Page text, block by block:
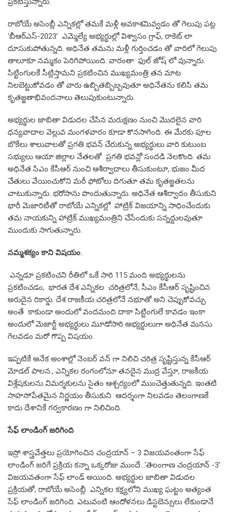
రాబోయే అసెంబ్లీ ఎన్నికల్లో తమకే మళ్లీ అవకాశమివ్వడం తో గెలుపు పట్ల
‘బీఆర్ఎస్-2023’ ఎమ్మెల్యే అభ్యర్థుల్లో విశ్వాసం గ్రాఫ్, రాకెట్ లా
దూసుకుపోతున్నది. అధినేత తమను మళ్లీ గుర్తించడం తో వారిలో గెలుపు
తాలూకూ నమ్మకం పెరిగిపోయింది. వారంతా ఫుల్ జోష్ లో వున్నారు.
సిట్టింగులకే సీట్లిస్తామని ప్రకటించిన ముఖ్యమంత్రి తన మాట
నిలబెట్టుకోవడం తో వారు ఉబ్బితబ్బిబ్బవుతూ అధినేతను కలిసి తమ
కృతజ్జతాభివందనాలు తెలుపుకుంటున్నారు.
అభ్యర్థుల జాబితా విడుదల చేసిన మరుక్షణం నుంచి మొదలైన వారి
ధన్యవాదాల వెల్లువ మంగళవారం కూడా కొనసాగింది. ఈ మేరకు పూల
బొకేలు శాలువాలతో ప్రగతి భవన్ చేరుకున్న అభ్యర్థులు వారి కుటుంబ
సభ్యులు ఆయా జిల్లాల నేతలతో ప్రగతి భవన్లో సందడి నెలకొంది. తమ
అధినేత సిఎం కేసీఆర్ నుంచి ఆశీర్వాదాలు తీసుకుంటూ, భుజం మీద
చేతులు వేయించుకోని మరీ ఫోటోలు దిగుతూ తమ కృతజ్జతలను
చాటుకున్నారు. భరోసాను పొందుతున్నారు. అధినేత ఆశీర్వాదం తీసుకుని
భారీ మెజారిటీతో రాబోయే ఎన్నికల్లో హాట్రిక్ విజయాన్ని సాధించేందుకు
తమ నాయకున్ని హాట్రిక్ ముఖ్యమంత్రిని చేసేందుకు సన్నద్దులవుతూ
ముందుకు సాగుతున్నారు.
నమ్మశక్యం కాని విషయం..
ఎన్నడూ ప్రకటించని రీతిలో ఒకే సారి 115 మంది అభ్యర్థులను
ప్రకటించడం, భారత దేశ ఎన్నికల చరిత్రలోనే, సీఎం కేసీఆర్ సృష్టించిన
అరుదైన రికార్డు. దేశ రాజకీయ చరిత్రలోనే నభూతో అని చెప్పుకోవచ్చు.
అంతే కాకుండా అందులో వందమంది దాకా సిట్టింగులే కావడం ఇంకా
అందులో మెజార్టీ అభ్యర్థులు మూడోసారి అభ్యర్థులుగా అధినేత మనసు
గెలవడం మరో గొప్ప విషయం.
ఇప్పటికే అనేక అంశాల్లో నెంబర్ వన్ గా నిలిచి చరిత్ర సృష్టిస్తున్న కేసీఆర్
మోడల్ పాలన., ఎన్నికల రంగంలోనూ తనదైన ముద్ర వేస్తూ, రాజకీయ
విశ్లేషకులను విమర్శకులను సైతం ఆశ్చర్యంలో ముంచెత్తుతున్నది. ఇంతటి
సాహసోపేతమైన నిర్ణయం తీసుకుని ఆదర్శంగా నిలవడం తెలంగాణకే
కాదు దేశానికే గర్వకారణం గా నిలిచింది.
సేఫ్ లాండింగ్ జరిగింది
ఇస్రో శాస్త్రవేత్తలు ప్రయోగించిన చంద్రయాన్ – 3 విజయవంతంగా సేఫ్
లాండింగ్ జరిగే ప్రక్రియ కన్నా ఒక్కరోజు ముందే…‘తెలంగాణ చంద్రయాన్ -3’
విజయవతంగా సేఫ్ లాండ్ అయింది. అభ్యర్థుల జాబితా విడుదల
ప్రక్రియతో, రాబోయే అసెంబ్లీ ఎన్నికల కక్ష్యలోని ముఖ్య ఘట్టం అత్యంత
సేఫ్ లాండింగ్ జరిగింది. ఎటువంటి ఆందోళనలు డిస్టబెన్సులు లేకుండానే